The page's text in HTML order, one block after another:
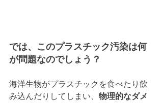
では、このプラスチック汚染は何
が問題なのでしょう？
海洋生物がプラスチックを食べたり飲
み込んだりしてしまい、 物理的なダメ